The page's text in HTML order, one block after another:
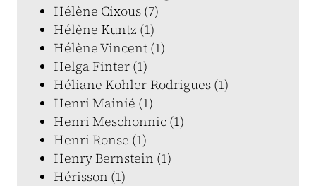
Hélène Cixous (7)
Hélène Kuntz (1)
Hélène Vincent (1)
Helga Finter (1)
Héliane Kohler-Rodrigues (1)
Henri Mainié (1)
Henri Meschonnic (1)
Henri Ronse (1)
Henry Bernstein (1)
Hérisson (1)